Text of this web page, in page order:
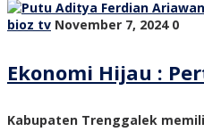
bioz tv November 7, 2024 0
Ekonomi Hijau :
Kabupaten Trenggalek